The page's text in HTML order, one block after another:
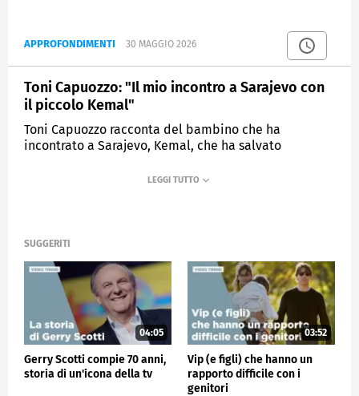
APPROFONDIMENTI 30 MAGGIO 2026
Toni Capuozzo: "Il mio incontro a Sarajevo con
il piccolo Kemal"
Toni Capuozzo racconta del bambino che ha
incontrato a Sarajevo, Kemal, che ha salvato
SUGGERITI
04:05
Gerry Scotti compie 70 anni,
storia di un'icona della tv
03:52
Vip (e figli) che hanno un
rapporto difficile con i
genitori